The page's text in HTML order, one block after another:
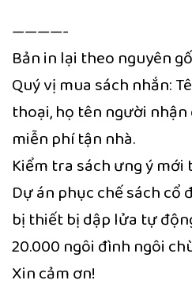
————-
Bản in lại theo nguyên
Quý vị mua sách nhắn:
thoại, họ tên người
miễn phí tận nhà.
Kiểm tra sách ưng ý
Dự án phục chế sách cổ
bị thiết bị dập lửa tự
20.000 ngôi đình ngôi
Xin cảm ơn!